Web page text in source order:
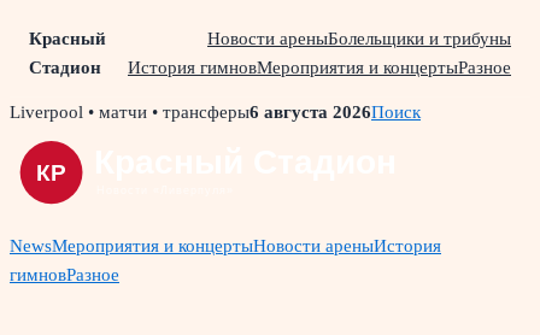
Красный
Стадион
Новости ареныБолельщики и трибуны
История гимновМероприятия и концертыРазное
Skip
content
Liverpool • матчи • трансферы6 августа 2026Поиск
NewsМероприятия и концертыНовости ареныИстория
гимновРазное